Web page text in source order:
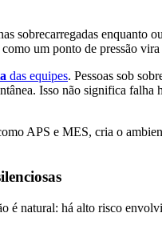
sobrecarregadas enquanto
um ponto de pressão
das equipes. Pessoas sob
Isso não significa
APS e MES, cria o
é natural: há alto risco